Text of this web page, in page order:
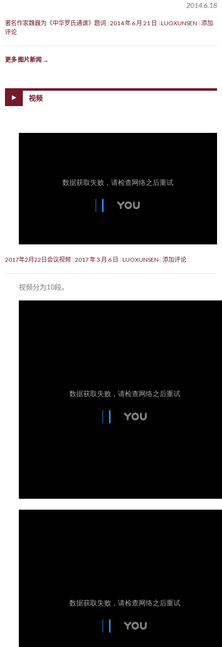
2014.6.18
著名作家魏巍为《中华罗氏通谱》题词 2014 年 6 月 21 日 LUOXUNSEN 添加
评论
更多 图片新闻 →
视频
2017年2月22日会议视频 2017 年 3 月 6 日 LUOXUNSEN 添加评论
视频分为10段。